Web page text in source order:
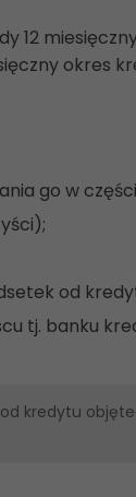
12
okres
go w
od
tj. banku
kredytu